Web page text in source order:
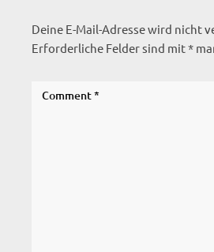
Deine E-Mail-Adresse wird nicht
Erforderliche Felder sind mit*